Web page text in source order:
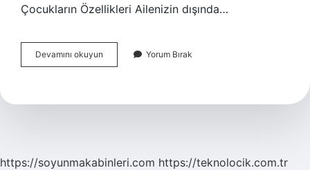
Çocukların Özellikleri Ailenizin dışında…
Devamını okuyun
Bağlanma
Yorum Bırak
https://soyunmakabinleri.com https://teknolocik.com.tr